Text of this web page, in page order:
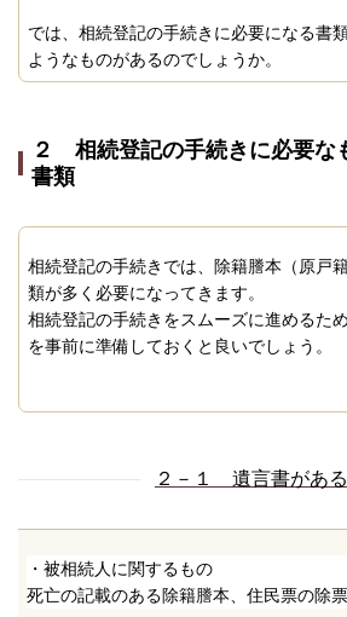
では、相続登記の手続きに必要になる書
ようなものがあるのでしょうか。
２ 相続登記の手続きに必要な
書類
相続登記の手続きでは、除籍謄本（原戸
類が多く必要になってきます。
相続登記の手続きをスムーズに進めるた
を事前に準備しておくと良いでしょう。
２－１ 遺言書があ
・被相続人に関するもの
死亡の記載のある除籍謄本、住民票の除票